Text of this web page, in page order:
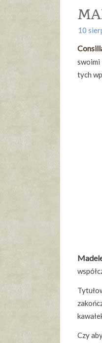
10
swoimi
tych
Czy